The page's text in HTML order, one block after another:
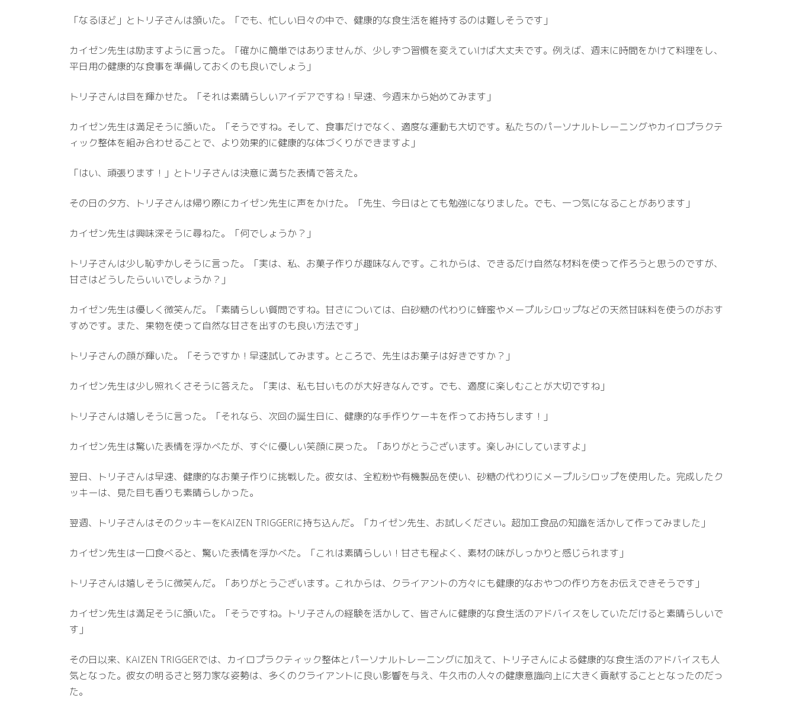
「なるほど」とトリ子さんは頷いた。「でも、忙しい日々の中で、健康的な食生活を維持するのは難しそうです」
カイゼン先生は励ますように言った。「確かに簡単ではありませんが、少しずつ習慣を変えていけば大丈夫です。例えば、週末に時間をかけて料理をし、
平日用の健康的な食事を準備しておくのも良いでしょう」
トリ子さんは目を輝かせた。「それは素晴らしいアイデアですね！早速、今週末から始めてみます」
カイゼン先生は満足そうに頷いた。「そうですね。そして、食事だけでなく、適度な運動も大切です。私たちのパーソナルトレーニングやカイロプラクテ
ィック整体を組み合わせることで、より効果的に健康的な体づくりができますよ」
「はい、頑張ります！」とトリ子さんは決意に満ちた表情で答えた。
その日の夕方、トリ子さんは帰り際にカイゼン先生に声をかけた。「先生、今日はとても勉強になりました。でも、一つ気になることがあります」
カイゼン先生は興味深そうに尋ねた。「何でしょうか？」
トリ子さんは少し恥ずかしそうに言った。「実は、私、お菓子作りが趣味なんです。これからは、できるだけ自然な材料を使って作ろうと思うのですが、
甘さはどうしたらいいでしょうか？」
カイゼン先生は優しく微笑んだ。「素晴らしい質問ですね。甘さについては、白砂糖の代わりに蜂蜜やメープルシロップなどの天然甘味料を使うのがおす
すめです。また、果物を使って自然な甘さを出すのも良い方法です」
トリ子さんの顔が輝いた。「そうですか！早速試してみます。ところで、先生はお菓子は好きですか？」
カイゼン先生は少し照れくさそうに答えた。「実は、私も甘いものが大好きなんです。でも、適度に楽しむことが大切ですね」
トリ子さんは嬉しそうに言った。「それなら、次回の誕生日に、健康的な手作りケーキを作ってお持ちします！」
カイゼン先生は驚いた表情を浮かべたが、すぐに優しい笑顔に戻った。「ありがとうございます。楽しみにしていますよ」
翌日、トリ子さんは早速、健康的なお菓子作りに挑戦した。彼女は、全粒粉や有機製品を使い、砂糖の代わりにメープルシロップを使用した。完成したク
ッキーは、見た目も香りも素晴らしかった。
翌週、トリ子さんはそのクッキーをKAIZEN TRIGGERに持ち込んだ。「カイゼン先生、お試しください。超加工食品の知識を活かして作ってみました」
カイゼン先生は一口食べると、驚いた表情を浮かべた。「これは素晴らしい！甘さも程よく、素材の味がしっかりと感じられます」
トリ子さんは嬉しそうに微笑んだ。「ありがとうございます。これからは、クライアントの方々にも健康的なおやつの作り方をお伝えできそうです」
カイゼン先生は満足そうに頷いた。「そうですね。トリ子さんの経験を活かして、皆さんに健康的な食生活のアドバイスをしていただけると素晴らしいで
す」
その日以来、KAIZEN TRIGGERでは、カイロプラクティック整体とパーソナルトレーニングに加えて、トリ子さんによる健康的な食生活のアドバイスも人
気となった。彼女の明るさと努力家な姿勢は、多くのクライアントに良い影響を与え、牛久市の人々の健康意識向上に大きく貢献することとなったのだっ
た。